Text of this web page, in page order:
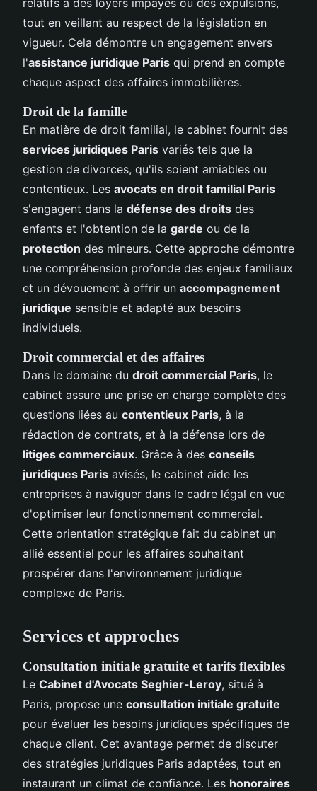
tout en veillant au respect de la législation en
vigueur. Cela démontre un engagement envers
l'assistance juridique Paris qui prend en compte
chaque aspect des affaires immobilières.
Droit de la famille
En matière de droit familial, le cabinet fournit des
services juridiques Paris variés tels que la
gestion de divorces, qu'ils soient amiables ou
contentieux. Les avocats en droit familial Paris
s'engagent dans la défense des droits des
enfants et l'obtention de la garde ou de la
protection des mineurs. Cette approche démontre
une compréhension profonde des enjeux familiaux
et un dévouement à offrir un accompagnement
juridique sensible et adapté aux besoins
individuels.
Droit commercial et des affaires
Dans le domaine du droit commercial Paris, le
cabinet assure une prise en charge complète des
questions liées au contentieux Paris, à la
rédaction de contrats, et à la défense lors de
litiges commerciaux. Grâce à des conseils
juridiques Paris avisés, le cabinet aide les
entreprises à naviguer dans le cadre légal en vue
d'optimiser leur fonctionnement commercial.
Cette orientation stratégique fait du cabinet un
allié essentiel pour les affaires souhaitant
prospérer dans l'environnement juridique
complexe de Paris.
Services et approches
Consultation initiale gratuite et tarifs flexibles
Le Cabinet d'Avocats Seghier-Leroy, situé à
Paris, propose une consultation initiale gratuite
pour évaluer les besoins juridiques spécifiques de
chaque client. Cet avantage permet de discuter
des stratégies juridiques Paris adaptées, tout en
instaurant un climat de confiance. Les honoraires